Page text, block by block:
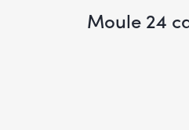
Moule 24